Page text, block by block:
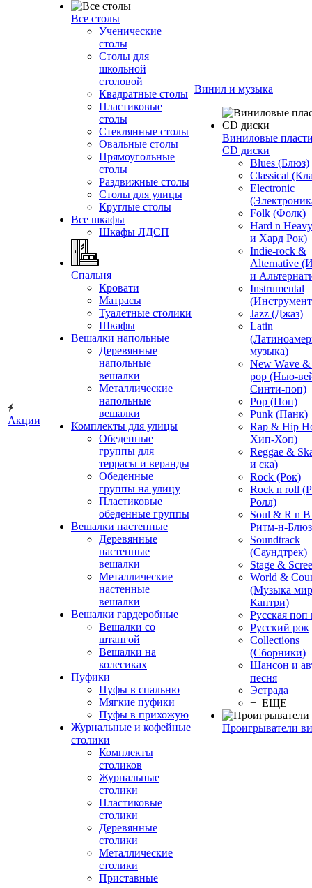
Акции
Все столы
Ученические
столы
Столы для
школьной
столовой
Квадратные столы
Пластиковые
столы
Стеклянные столы
Овальные столы
Прямоугольные
столы
Раздвижные столы
Столы для улицы
Круглые столы
Все шкафы
Шкафы ЛДСП
Спальня
Кровати
Матрасы
Туалетные столики
Шкафы
Вешалки напольные
Деревянные
напольные
вешалки
Металлические
напольные
вешалки
Комплекты для улицы
Обеденные
группы для
террасы и веранды
Обеденные
группы на улицу
Пластиковые
обеденные группы
Вешалки настенные
Деревянные
настенные
вешалки
Металлические
настенные
вешалки
Вешалки гардеробные
Вешалки со
штангой
Вешалки на
колесиках
Пуфики
Пуфы в спальню
Мягкие пуфики
Пуфы в прихожую
Журнальные и кофейные
столики
Комплекты
столиков
Журнальные
столики
Пластиковые
столики
Деревянные
столики
Металлические
столики
Приставные
Винил и музыка
Виниловые
CD диски
Blues (Блюз)
Classical
Electronic
Folk (Фолк)
Hard n
и Хард Рок)
Indie-rock &
Alternative
и
Instrumental
Jazz (Джаз)
Latin
музыка)
New Wave
pop (Нью-
Синти-поп)
Pop (Поп)
Punk (Панк)
Rap & Hip
Хип-Хоп)
Reggae &
и ска)
Rock (Рок)
Rock n roll
Ролл)
Soul & R n
Ритм-н-
Soundtrack
(Саундтрек)
Stage &
World &
(Музыка
Кантри)
Русская поп
Русский рок
Сollections
(Сборники)
Шансон и
песня
Эстрада
+ ЕЩЕ
Проигрыватели